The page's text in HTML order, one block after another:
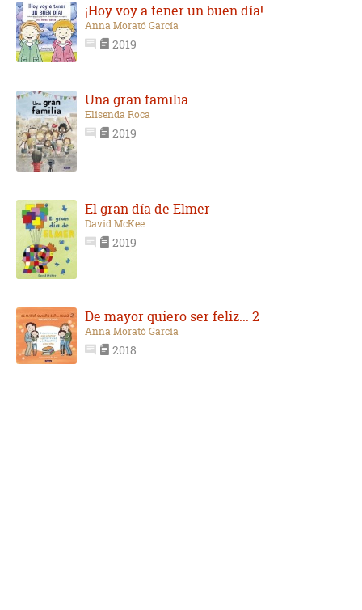
¡Hoy voy a tener un buen día!
Anna Morató García
2019
Una gran familia
Elisenda Roca
2019
El gran día de Elmer
David McKee
2019
De mayor quiero ser feliz... 2
Anna Morató García
2018